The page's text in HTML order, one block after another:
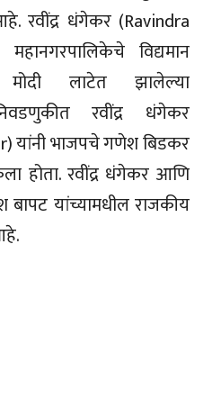
रवींद्र धंगेकर (Ravindra
विद्यमान
लाटेत झालेल्या
रवींद्र धंगेकर
यांनी भाजपचे गणेश बिडकर
होता. रवींद्र धंगेकर आणि
बापट यांच्यामधील राजकीय